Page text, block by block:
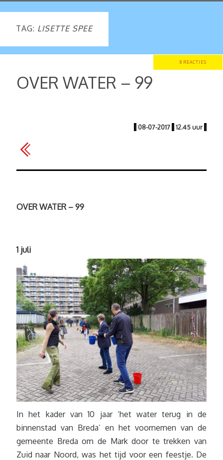
TAG: LISETTE SPEE
8 REACTIES
OVER WATER – 99
| 08-07-2017 | 12.45 uur |
OVER WATER – 99
1 juli
In het kader van 10 jaar ‘het water terug in de
binnenstad van Breda’ en het voornemen van de
gemeente Breda om de Mark door te trekken van
Zuid naar Noord, was het tijd voor een feestje. De